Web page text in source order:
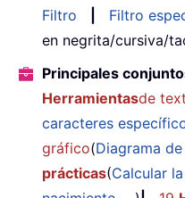
Filtro
Filtro
en negrita/cursiva/
Principales
Herramientasde
caracteres
gráfico(Diagrama
prácticas(Calcular